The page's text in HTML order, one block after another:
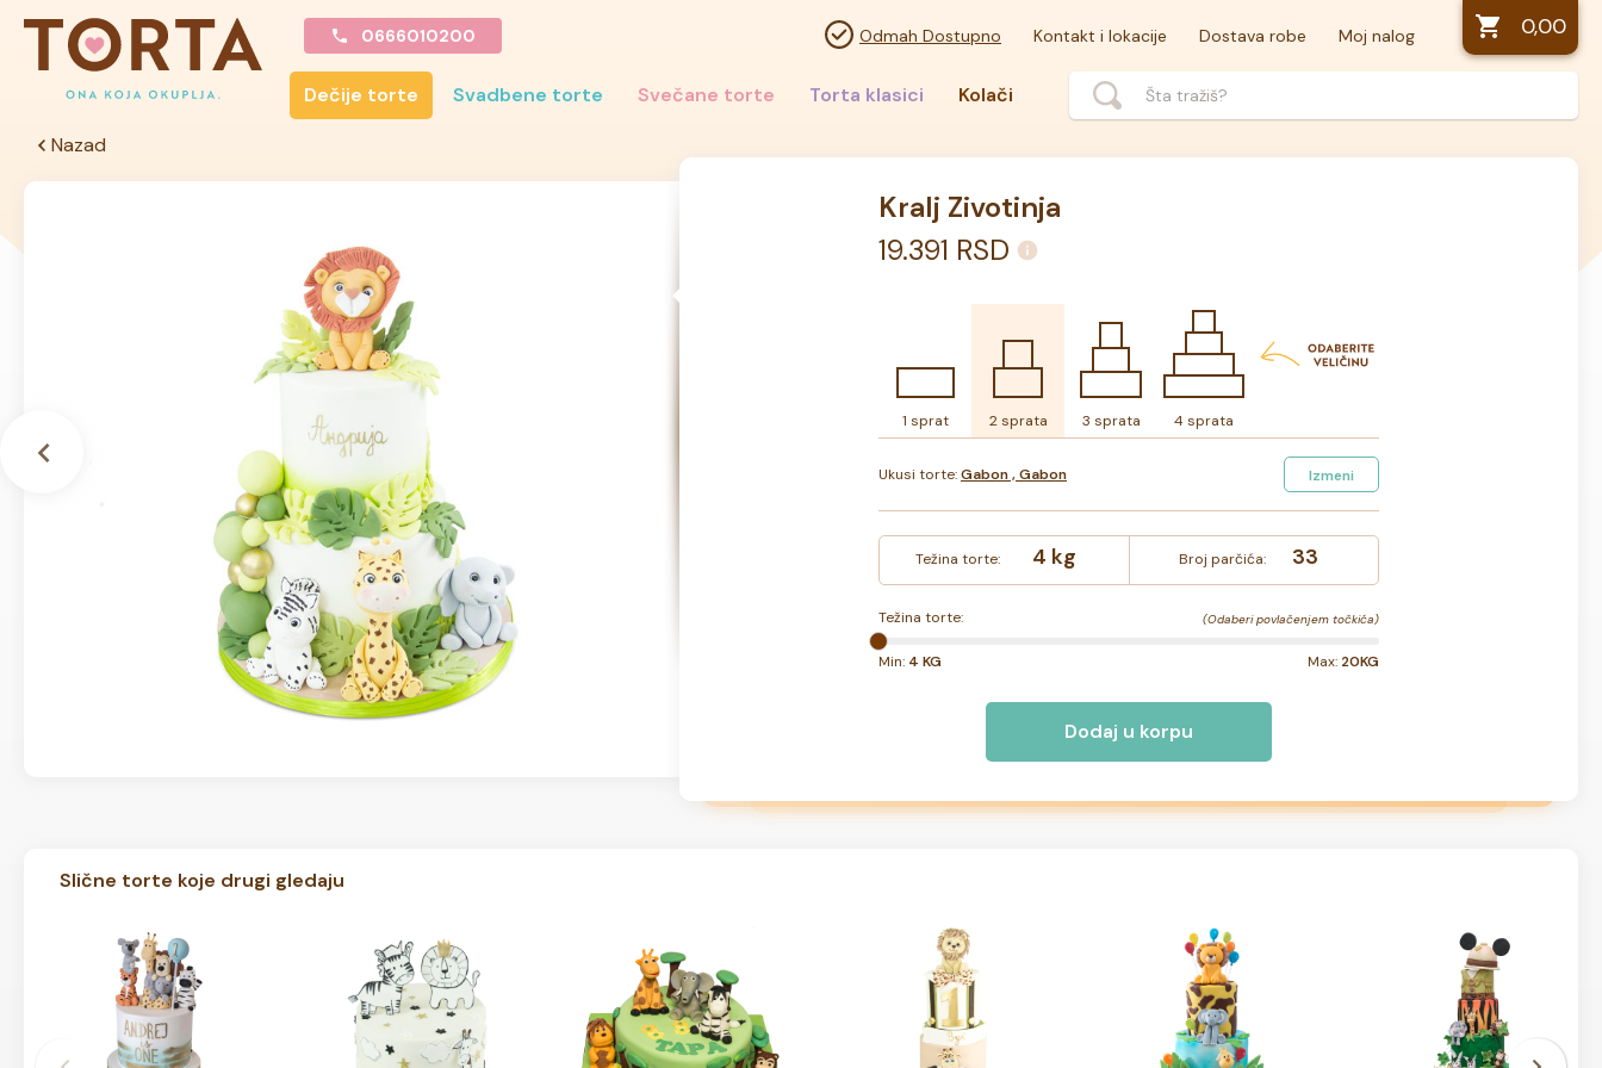
0666010200 Odmah Dostupno Kontakt i lokacije Dostava robe Moj nalog 0,00
Dečije torte Svadbene torte Svečane torte Torta klasici
Kolači
Nazad
Kralj Zivotinja
19.391 RSD
1 sprat 2 sprata 3 sprata 4 sprata
Ukusi torte:Gabon , Gabon Izmeni
Težina torte: 4 kg Broj parčića: 33
Težina torte: (Odaberi povlačenjem točkića)
Min: 4 KG Max: 20KG
Dodaj u korpu
Slične torte koje drugi gledaju